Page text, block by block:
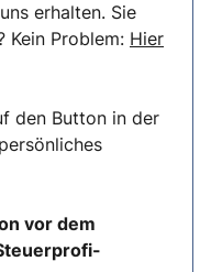
erhalten. Sie
Kein Problem: Hier
den Button in der
vor dem